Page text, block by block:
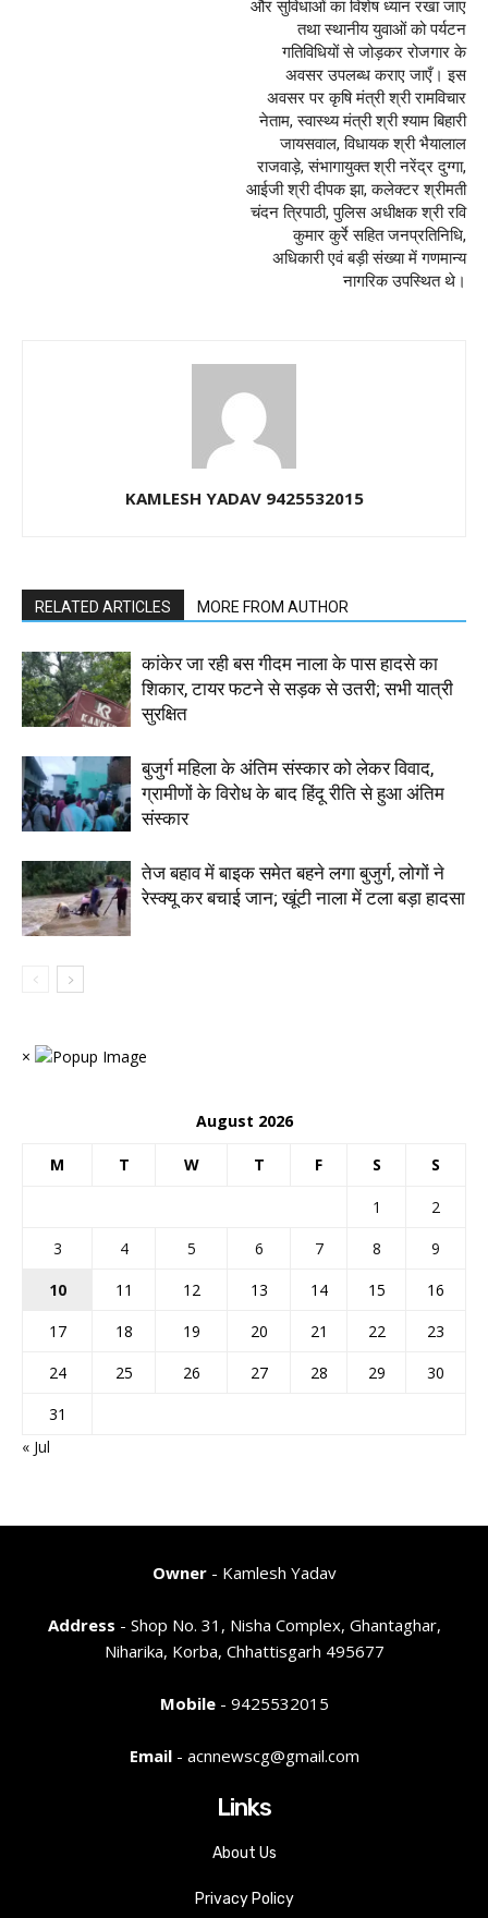
और सुविधाओं का विशेष ध्यान रखा जाए
तथा स्थानीय युवाओं को पर्यटन
गतिविधियों से जोड़कर रोजगार के
अवसर उपलब्ध कराए जाएँ। इस
अवसर पर कृषि मंत्री श्री रामविचार
नेताम, स्वास्थ्य मंत्री श्री श्याम बिहारी
जायसवाल, विधायक श्री भैयालाल
राजवाड़े, संभागायुक्त श्री नरेंद्र दुग्गा,
आईजी श्री दीपक झा, कलेक्टर श्रीमती
चंदन त्रिपाठी, पुलिस अधीक्षक श्री रवि
कुमार कुर्रे सहित जनप्रतिनिधि,
अधिकारी एवं बड़ी संख्या में गणमान्य
नागरिक उपस्थित थे।
KAMLESH YADAV 9425532015
RELATED ARTICLES MORE FROM AUTHOR
कांकेर जा रही बस गीदम नाला के पास हादसे का
शिकार, टायर फटने से सड़क से उतरी; सभी यात्री
सुरक्षित
बुजुर्ग महिला के अंतिम संस्कार को लेकर विवाद,
ग्रामीणों के विरोध के बाद हिंदू रीति से हुआ अंतिम
संस्कार
तेज बहाव में बाइक समेत बहने लगा बुजुर्ग, लोगों ने
रेस्क्यू कर बचाई जान; खूंटी नाला में टला बड़ा हादसा
×
August 2026
M T W T F S S
1
2
3
4 5 6 7 8
9
10
11 12 13 14 15
16
17
18 19 20 21 22
23
24
25 26 27 28 29
30
31
« Jul
Owner- Kamlesh Yadav
Address - Shop No. 31, Nisha Complex, Ghantaghar,
Niharika, Korba, Chhattisgarh 495677
Mobile- 9425532015
Email- acnnewscg@gmail.com
Links
About Us
Privacy Policy